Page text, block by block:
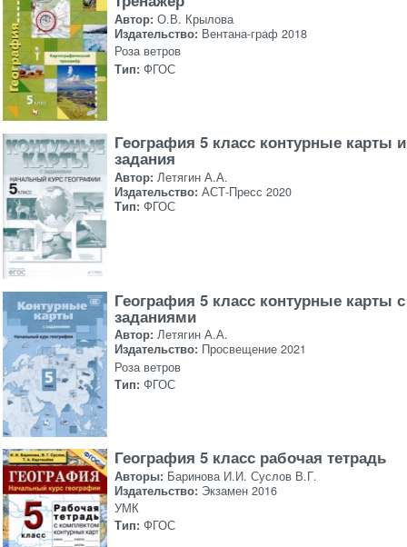
Автор: О.В. Крылова
Издательство: Вентана-граф 2018
Роза ветров
Тип: ФГОС
География 5 класс контурные карты и
задания
Автор: Летягин А.А.
Издательство: АСТ-Пресс 2020
Тип: ФГОС
География 5 класс контурные карты с
заданиями
Автор: Летягин А.А.
Издательство: Просвещение 2021
Роза ветров
Тип: ФГОС
География 5 класс рабочая тетрадь
Авторы: Баринова И.И. Суслов В.Г.
Издательство: Экзамен 2016
УМК
Тип: ФГОС